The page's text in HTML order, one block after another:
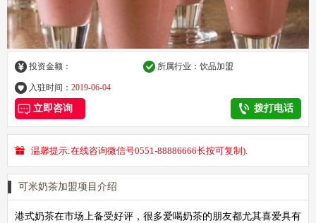
投资金额： 所属行业：饮品加盟
入驻时间： 2019-06-04
立即咨询 拨打电话
温馨提示:在线咨询微信号0551-88886666长按可复制).
可米奶茶加盟项目介绍
港式奶茶在市场上备受好评，很多爱喝奶茶的朋友都尤其喜爱具有